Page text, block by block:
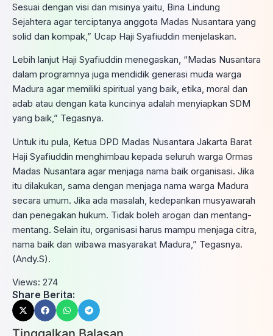
Sesuai dengan visi dan misinya yaitu, Bina Lindung
Sejahtera agar terciptanya anggota Madas Nusantara yang
solid dan kompak,” Ucap Haji Syafiuddin menjelaskan.
Lebih lanjut Haji Syafiuddin menegaskan, “Madas Nusantara
dalam programnya juga mendidik generasi muda warga
Madura agar memiliki spiritual yang baik, etika, moral dan
adab atau dengan kata kuncinya adalah menyiapkan SDM
yang baik,” Tegasnya.
Untuk itu pula, Ketua DPD Madas Nusantara Jakarta Barat
Haji Syafiuddin menghimbau kepada seluruh warga Ormas
Madas Nusantara agar menjaga nama baik organisasi. Jika
itu dilakukan, sama dengan menjaga nama warga Madura
secara umum. Jika ada masalah, kedepankan musyawarah
dan penegakan hukum. Tidak boleh arogan dan mentang-
mentang. Selain itu, organisasi harus mampu menjaga citra,
nama baik dan wibawa masyarakat Madura,” Tegasnya.
(Andy.S).
Views: 274
Share Berita: